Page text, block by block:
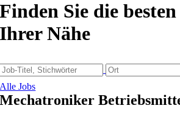
Finden Sie die
Ihrer Nähe
Alle Jobs
Mechatroniker